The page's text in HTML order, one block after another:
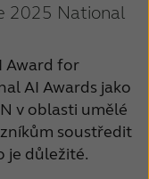
2025 National
Award for
AI Awards jako
v oblasti umělé
soustředit
je důležité.